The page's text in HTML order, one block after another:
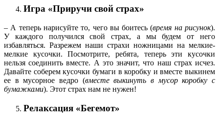
Игра «Приручи свой страх»
– А теперь нарисуйте то, чего вы боитесь (время на рисунок).
У каждого получился свой страх, а мы будем от него
избавляться. Разрежем наши страхи ножницами на мелкие-
мелкие кусочки. Посмотрите, ребята, теперь эти кусочки
нельзя соединить вместе. А это значит, что наш страх исчез.
Давайте соберем кусочки бумаги в коробку и вместе выкинем
ее в мусорное ведро (вместе выкинуть в мусор коробку с
бумажками). Этот страх нам не нужен!
Релаксация «Бегемот»